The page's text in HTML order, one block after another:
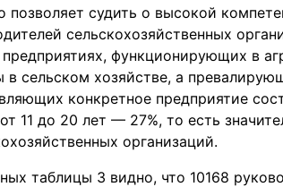
позволяет судить о высокой
сельскохозяйственных
функционирующих в
в сельском хозяйстве, а
конкретное предприятие
11 до 20 лет — 27%, то есть
организаций.
таблицы 3 видно, что 10168